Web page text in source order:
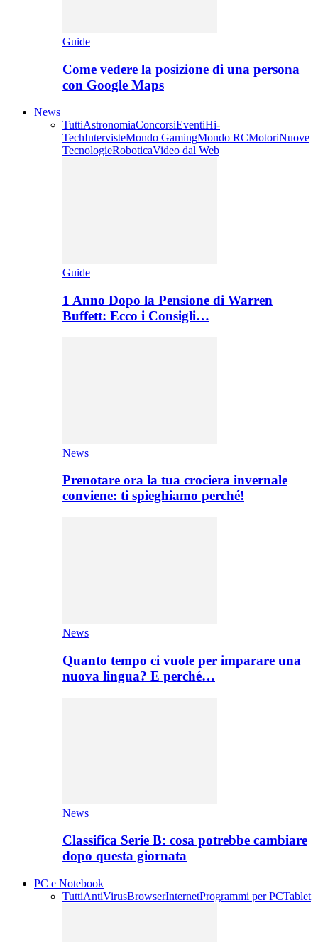
Guide
Come vedere la posizione di una persona
con Google Maps
News
TuttiAstronomiaConcorsiEventiHi-
TechIntervisteMondo GamingMondo RCMotoriNuove
TecnologieRoboticaVideo dal Web
Guide
1 Anno Dopo la Pensione di Warren
Buffett: Ecco i Consigli…
News
Prenotare ora la tua crociera invernale
conviene: ti spieghiamo perché!
News
Quanto tempo ci vuole per imparare una
nuova lingua? E perché…
News
Classifica Serie B: cosa potrebbe cambiare
dopo questa giornata
PC e Notebook
TuttiAntiVirusBrowserInternetProgrammi per PCTablet